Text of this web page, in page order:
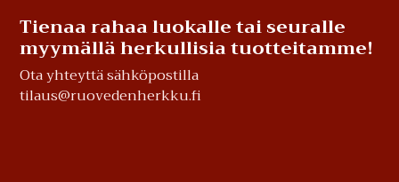
Tienaa rahaa luokalle tai seuralle
myymällä herkullisia tuotteitamme!
Ota yhteyttä sähköpostilla
tilaus@ruovedenherkku.fi